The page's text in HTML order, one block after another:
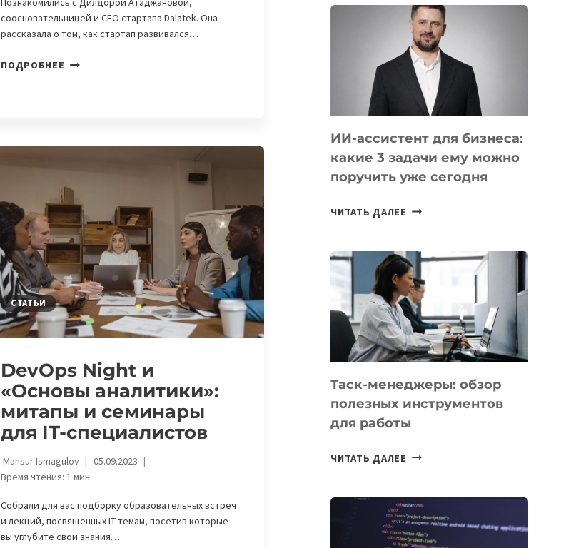
соосновательницей и CEO стартапа Dalatek. Она
рассказала о том, как стартап развивался…
ПОДРОБНЕЕ DALATEK
АГРОПЛАТФОРМУ
ПРОЦЕССА
ЭКСПОРТА
СТАТЬИ
DevOps Night и
«Основы аналитики»:
митапы и семинары
для IT-специалистов
Mansur Ismagulov
05.09.2023
Время чтения: 1мин
Собрали для вас подборку образовательных встреч
и лекций, посвященных IT-темам, посетив которые
вы углубите свои знания…
КОТОРЫЕ
РАЗВИВАЮТ
ТЕХНОЛОГИЧЕСКОЕ
ОБРАЗОВАНИЕ
ТАДЖИКИСТАНА
ИИ-ассистент для бизнеса:
какие 3 задачи ему можно
поручить уже сегодня
ЧИТАТЬ ДАЛЕЕ ИИ-
БИЗНЕСА:
КАКИЕ
3
ЗАДАЧИ
ЕМУ
МОЖНО
УЖЕ
СЕГОДНЯ
Таск-менеджеры: обзор
полезных инструментов
для работы
ЧИТАТЬ ДАЛЕЕ ТАСК-
ПОЛЕЗНЫХ
ИНСТРУМЕНТОВ
ДЛЯ